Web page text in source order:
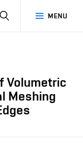
MENU
Volumetric
Meshing